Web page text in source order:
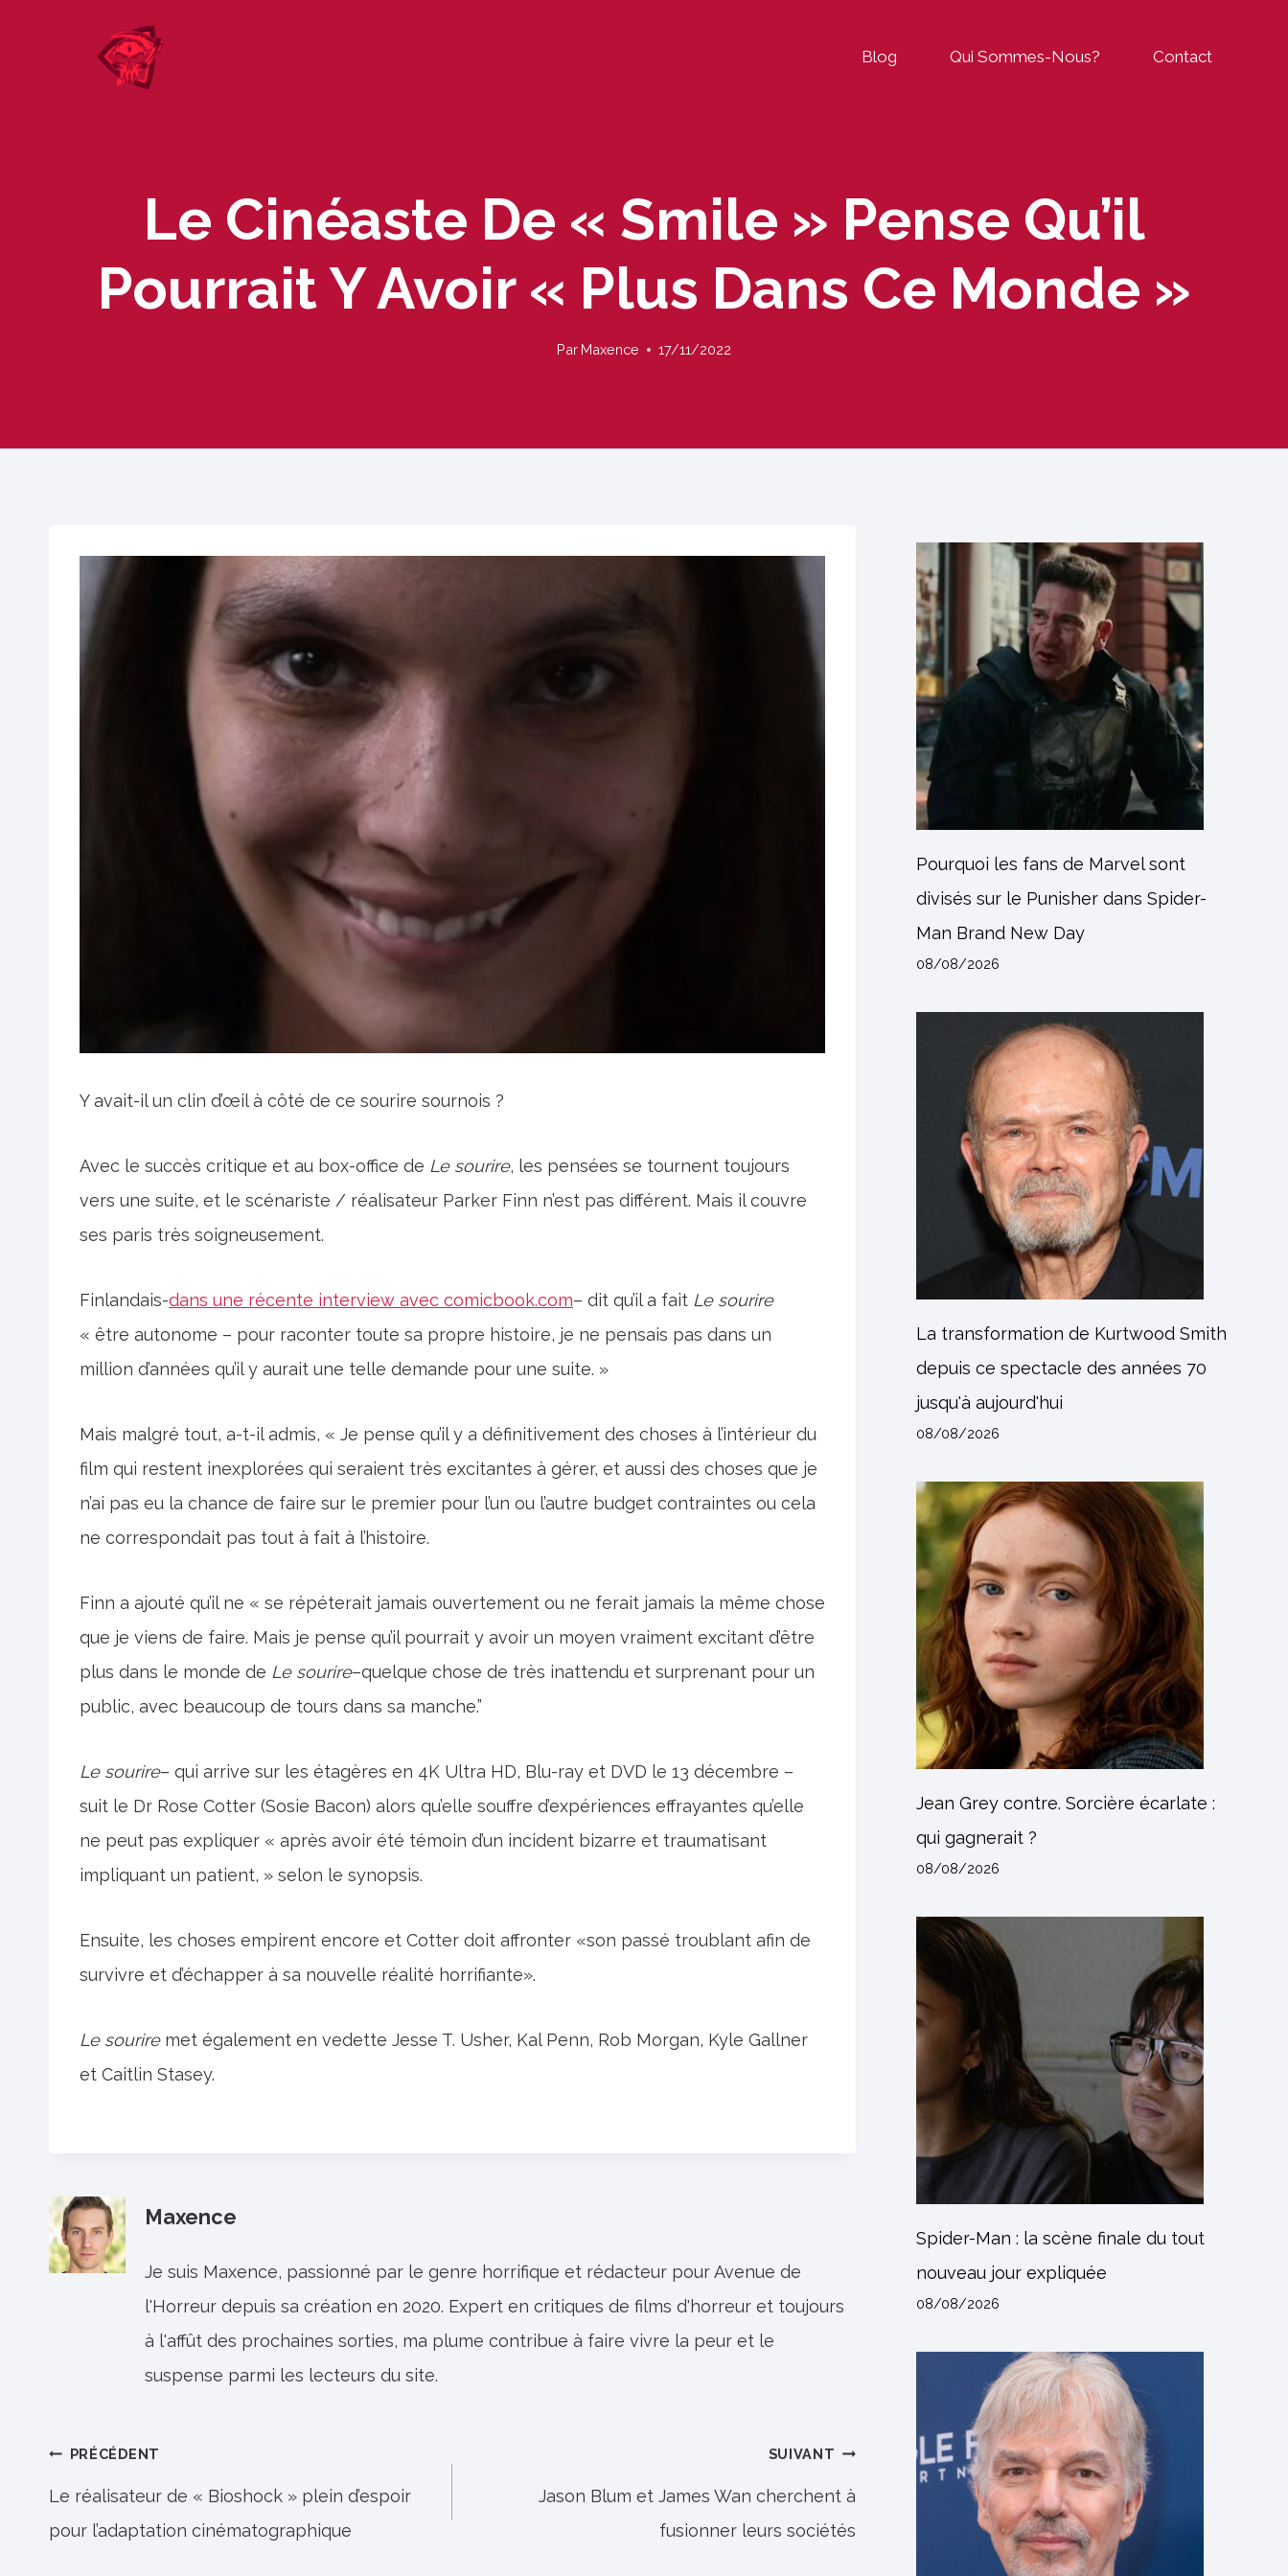
Blog Qui Sommes-Nous? Contact
Le Cinéaste De « Smile » Pense Qu’il
Pourrait Y Avoir « Plus Dans Ce Monde »
Par Maxence 17/11/2022
Y avait-il un clin d’œil à côté de ce sourire sournois ?
Avec le succès critique et au box-office de Le sourire, les pensées se tournent toujours
vers une suite, et le scénariste / réalisateur Parker Finn n’est pas différent. Mais il couvre
ses paris très soigneusement.
Finlandais-dans une récente interview avec comicbook.com– dit qu’il a fait Le sourire
« être autonome – pour raconter toute sa propre histoire, je ne pensais pas dans un
million d’années qu’il y aurait une telle demande pour une suite. »
Mais malgré tout, a-t-il admis, « Je pense qu’il y a définitivement des choses à l’intérieur du
film qui restent inexplorées qui seraient très excitantes à gérer, et aussi des choses que je
n’ai pas eu la chance de faire sur le premier pour l’un ou l’autre budget contraintes ou cela
ne correspondait pas tout à fait à l’histoire.
Finn a ajouté qu’il ne « se répéterait jamais ouvertement ou ne ferait jamais la même chose
que je viens de faire. Mais je pense qu’il pourrait y avoir un moyen vraiment excitant d’être
plus dans le monde de Le sourire–quelque chose de très inattendu et surprenant pour un
public, avec beaucoup de tours dans sa manche.”
Le sourire– qui arrive sur les étagères en 4K Ultra HD, Blu-ray et DVD le 13 décembre –
suit le Dr Rose Cotter (Sosie Bacon) alors qu’elle souffre d’expériences effrayantes qu’elle
ne peut pas expliquer « après avoir été témoin d’un incident bizarre et traumatisant
impliquant un patient, » selon le synopsis.
Ensuite, les choses empirent encore et Cotter doit affronter «son passé troublant afin de
survivre et d’échapper à sa nouvelle réalité horrifiante».
Le souriremet également en vedette Jesse T. Usher, Kal Penn, Rob Morgan, Kyle Gallner
et Caitlin Stasey.
Maxence
Je suis Maxence, passionné par le genre horrifique et rédacteur pour Avenue de
l'Horreur depuis sa création en 2020. Expert en critiques de films d'horreur et toujours
à l'affût des prochaines sorties, ma plume contribue à faire vivre la peur et le
suspense parmi les lecteurs du site.
Navigation
de
l’article
PRÉCÉDENT
Le réalisateur de « Bioshock » plein d’espoir
pour l’adaptation cinématographique
SUIVANT
Jason Blum et James Wan cherchent à
fusionner leurs sociétés
Pourquoi les fans de Marvel sont
divisés sur le Punisher dans Spider-
Man Brand New Day
08/08/2026
La transformation de Kurtwood Smith
depuis ce spectacle des années 70
jusqu'à aujourd'hui
08/08/2026
Jean Grey contre. Sorcière écarlate :
qui gagnerait ?
08/08/2026
Spider-Man : la scène finale du tout
nouveau jour expliquée
08/08/2026